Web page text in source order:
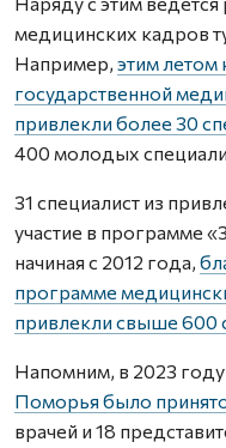
медицинских кадров
Например, этим летом
государственной
привлекли более 30
400 молодых
31 специалист из
участие в программе
начиная с 2012 года,
программе
привлекли свыше 600
Напомним, в 2023 году
Поморья было
врачей и 18